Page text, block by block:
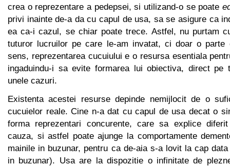
crea o reprezentare a pedepsei, si utilizand-o se poate
privi inainte de-a da cu capul de usa, sa se asigure ca
ea ca-i cazul, se chiar poate trece. Astfel, nu purtam
tuturor lucruilor pe care le-am invatat, ci doar o parte
sens, reprezentarea cucuiului e o resursa esentiala
ingaduindu-i sa evite formarea lui obiectiva, direct pe
unele cazuri.
Existenta acestei resurse depinde nemijlocit de o
cucuielor reale. Cine n-a dat cu capul de usa decat o
forma reprezentari concurente, care sa explice
cauza, si astfel poate ajunge la comportamente
mainile in buzunar, pentru ca de-aia s-a lovit la cap
in buzunar). Usa are la dispozitie o infinitate de